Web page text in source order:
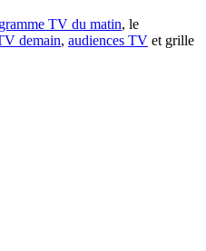
TV du matin, le
demain, audiences TV et grille